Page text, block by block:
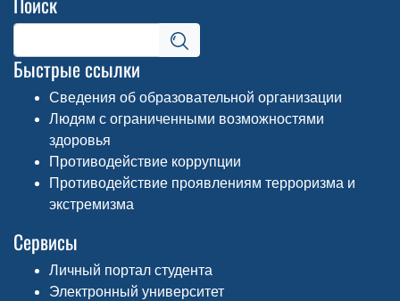
Быстрые ссылки
Сведения об образовательной организации
Людям с ограниченными возможностями
здоровья
Противодействие коррупции
Противодействие проявлениям терроризма и
экстремизма
Сервисы
Личный портал студента
Электронный университет